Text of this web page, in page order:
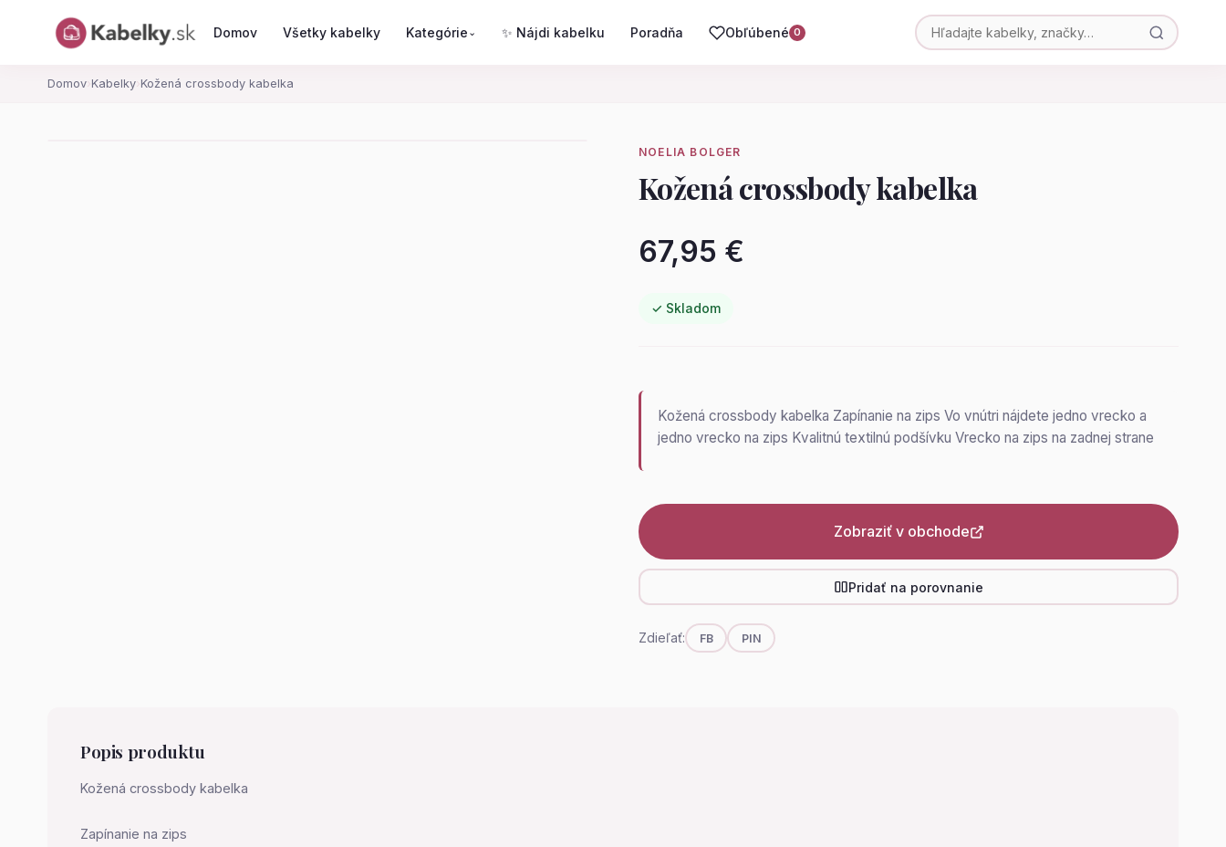
Domov Všetky kabelky Kategórie ⌄ ✨ Nájdi kabelku Poradňa Obľúbené 0
Domov› Kabelky› Kožená crossbody kabelka
NOELIA BOLGER
Kožená crossbody kabelka
67,95 €
✓ Skladom
Kožená crossbody kabelka Zapínanie na zips Vo vnútri nájdete jedno vrecko a
jedno vrecko na zips Kvalitnú textilnú podšívku Vrecko na zips na zadnej strane
Zobraziť v obchode
Pridať na porovnanie
Zdieľať: FB PIN
Popis produktu
Kožená crossbody kabelka
Zapínanie na zips